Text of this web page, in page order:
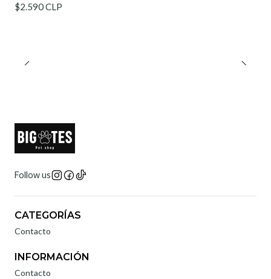
$2.590 CLP
Follow us
CATEGORÍAS
Contacto
INFORMACIÓN
Contacto